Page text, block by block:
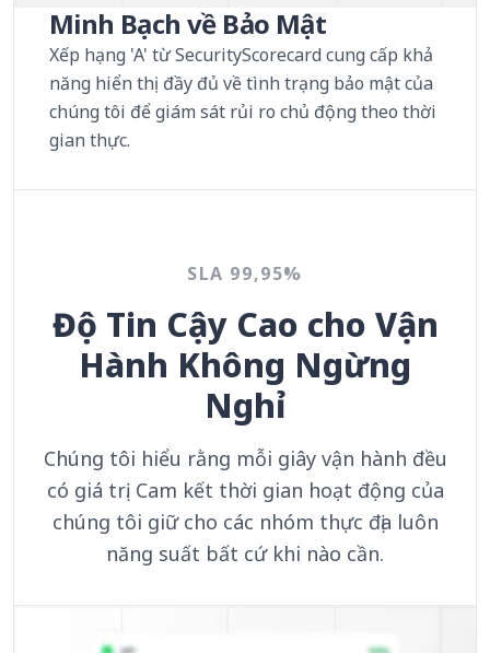
Minh Bạch về Bảo Mật
Xếp hạng 'A' từ SecurityScorecard cung cấp khả
năng hiển thị đầy đủ về tình trạng bảo mật của
chúng tôi để giám sát rủi ro chủ động theo thời
gian thực.
SLA 99,95%
Độ Tin Cậy Cao cho Vận
Hành Không Ngừng
Nghỉ
Chúng tôi hiểu rằng mỗi giây vận hành đều
có giá trị. Cam kết thời gian hoạt động của
chúng tôi giữ cho các nhóm thực địa luôn
năng suất bất cứ khi nào cần.